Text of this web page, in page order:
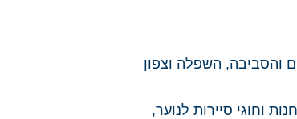
והסביבה, השפלה וצפון
וחוגי סיירות לנוער,